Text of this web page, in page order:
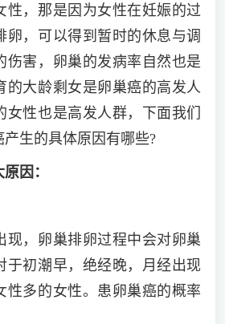
性，那是因为女性在妊娠的过
卵，可以得到暂时的休息与调
伤害，卵巢的发病率自然也是
的大龄剩女是卵巢癌的高发人
女性也是高发人群，下面我们
生的具体原因有哪些?
因：
现，卵巢排卵过程中会对卵巢
于初潮早，绝经晚，月经出现
性多的女性。患卵巢癌的概率